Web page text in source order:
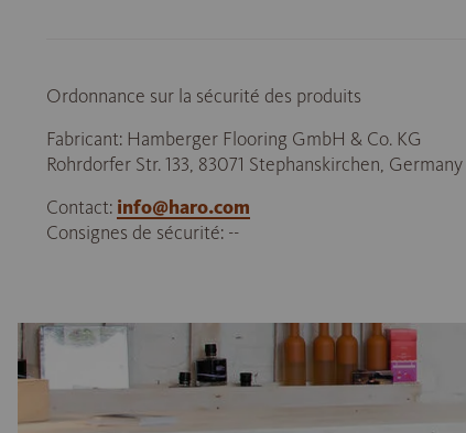
Ordonnance sur la sécurité des produits
Fabricant: Hamberger Flooring GmbH & Co. KG
Rohrdorfer Str. 133, 83071 Stephanskirchen, Germany
Contact: info@haro.com
Consignes de sécurité: --